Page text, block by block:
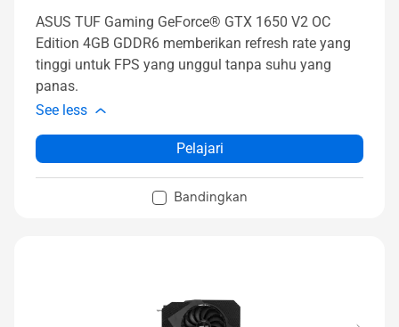
ASUS TUF Gaming GeForce® GTX 1650 V2 OC
Edition 4GB GDDR6 memberikan refresh rate yang
tinggi untuk FPS yang unggul tanpa suhu yang
panas.
See less
Pelajari
Bandingkan